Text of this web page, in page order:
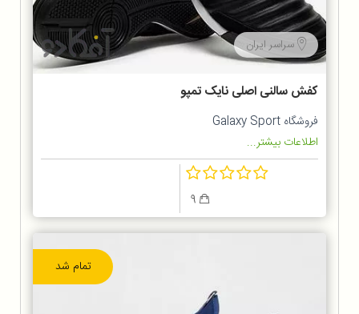
سراسر ایران
کفش سالنی اصلی نایک تمپو
فروشگاه Galaxy Sport
اطلاعات بیشتر...
تمام شد